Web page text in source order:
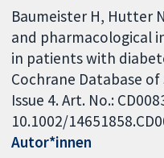
Baumeister H, Hutter
and pharmacological
in patients with
Cochrane Database
Issue 4. Art. No.:
10.1002/
Autor*innen